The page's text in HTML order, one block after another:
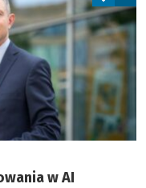
w AI